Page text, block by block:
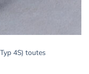
4S) toutes